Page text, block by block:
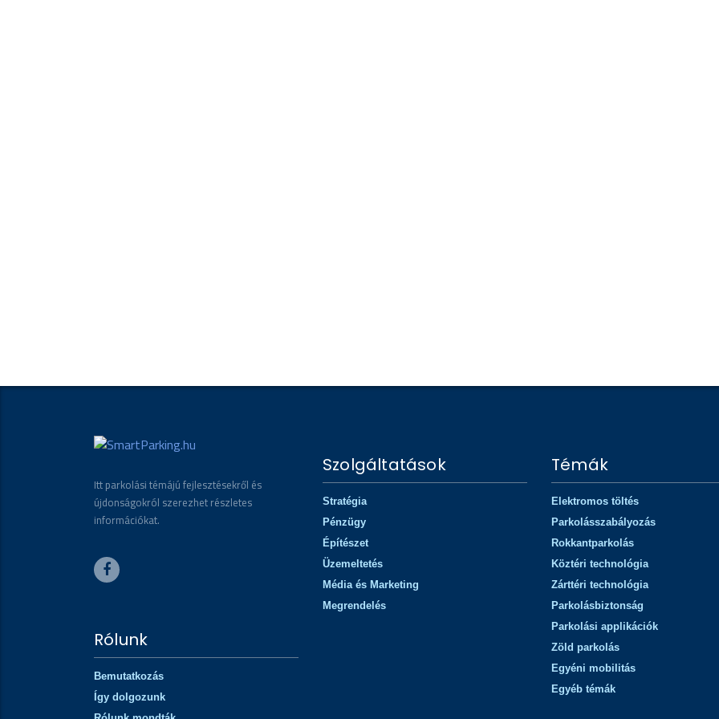
Itt parkolási témájú fejlesztésekről és
újdonságokról szerezhet részletes
információkat.
Rólunk
Bemutatkozás
Így dolgozunk
Szolgáltatások
Stratégia
Pénzügy
Építészet
Üzemeltetés
Média és Marketing
Megrendelés
Témák
Elektromos töltés
Parkolásszabályozás
Rokkantparkolás
Köztéri technológia
Zárttéri technológia
Parkolásbiztonság
Parkolási applikációk
Zöld parkolás
Egyéni mobilitás
Egyéb témák